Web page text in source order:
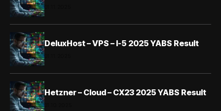
DeluxHost – VPS – I-5 2025 YABS Result
Hetzner – Cloud – CX23 2025 YABS Result